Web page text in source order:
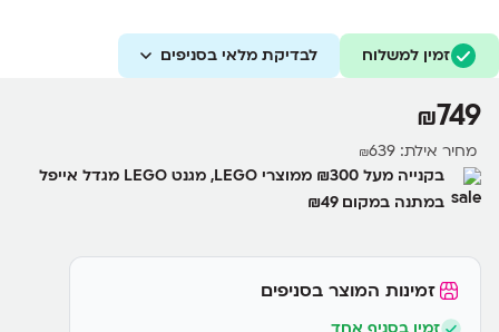
זמין למשלוח לבדיקת מלאי בסניפים
₪749
מחיר אילת: ₪639
בקנייה מעל ₪300 ממוצרי LEGO, מגנט LEGO מגדל אייפל
במתנה במקום ₪49
זמינות המוצר בסניפים